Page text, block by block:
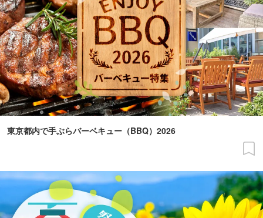
東京都内で手ぶらバーベキュー（BBQ）2026